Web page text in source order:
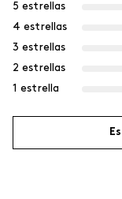
5 estrellas
4 estrellas
3 estrellas
2 estrellas
1 estrella